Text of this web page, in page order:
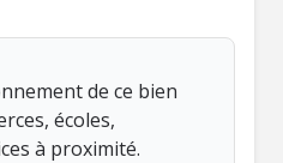
de ce bien
écoles,
à proximité.